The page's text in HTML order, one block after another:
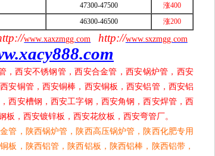
47300-47500
涨400
46300-46500 涨200
www.xaxzmgg.com http://www.sxzmgg.com
，西安不锈钢管，西安合金管，西安锅炉管，西安
安铜管，西安铜棒，西安铜板，西安铝管，西安铝
西安槽钢，西安工字钢，西安角钢，西安焊管，西
，西安镀锌板，西安花纹板，西安弯管厂。
管，陕西锅炉管，陕西高压锅炉管，陕西化肥专用
板，陕西铝管，陕西铝板，陕西铝棒，陕西铝带，